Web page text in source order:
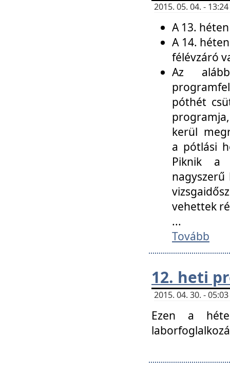
2015. 05. 04. -
A 13.
A 14.
félévzáró
Az
póthét
kerül
a pótlási
Piknik a
vehettek
...
Tovább
12. heti
2015. 04. 30. -
Ezen a